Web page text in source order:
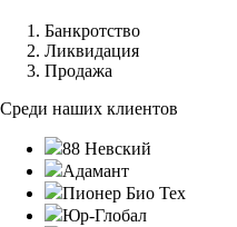
Банкротство
Ликвидация
Продажа
Среди наших клиентов
88 Невский
Адамант
Пионер Био Тех
Юр-Глобал